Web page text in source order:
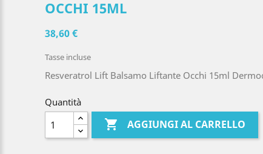
OCCHI 15ML
38,60 €
Tasse incluse
Resveratrol Lift Balsamo Liftante Occhi 15ml
Quantità
 AGGIUNGI AL CARRELLO